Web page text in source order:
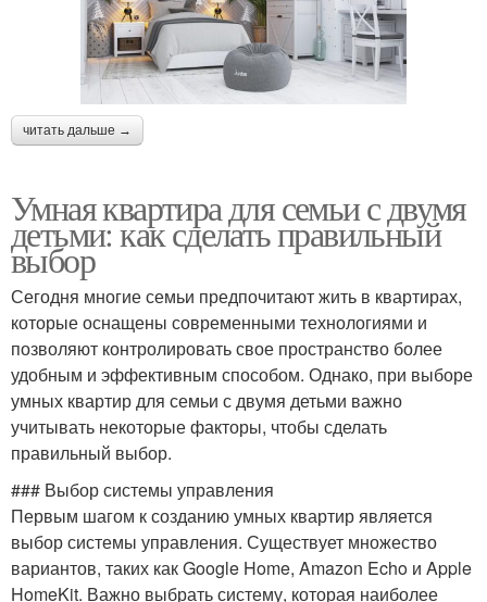
читать дальше →
Умная квартира для семьи с двумя
детьми: как сделать правильный
выбор
Сегодня многие семьи предпочитают жить в квартирах,
которые оснащены современными технологиями и
позволяют контролировать свое пространство более
удобным и эффективным способом. Однако, при выборе
умных квартир для семьи с двумя детьми важно
учитывать некоторые факторы, чтобы сделать
правильный выбор.
### Выбор системы управления
Первым шагом к созданию умных квартир является
выбор системы управления. Существует множество
вариантов, таких как Google Home, Amazon Echo и Apple
HomeKit. Важно выбрать систему, которая наиболее